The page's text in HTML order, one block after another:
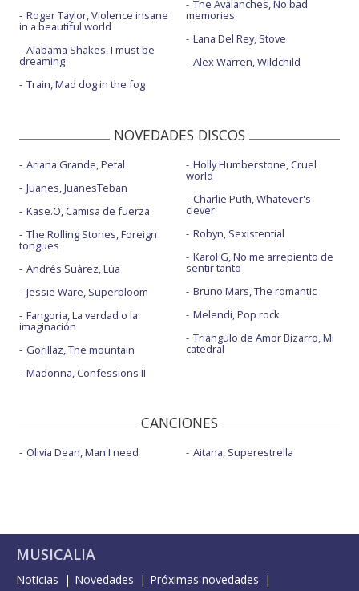
Roger Taylor, Violence insane
in a beautiful world
Alabama Shakes, I must be
dreaming
Train, Mad dog in the fog
The Avalanches, No bad
memories
Lana Del Rey, Stove
Alex Warren, Wildchild
NOVEDADES DISCOS
Ariana Grande, Petal
Juanes, JuanesTeban
Kase.O, Camisa de fuerza
The Rolling Stones, Foreign
tongues
Andrés Suárez, Lúa
Jessie Ware, Superbloom
Fangoria, La verdad o la
imaginación
Gorillaz, The mountain
Madonna, Confessions II
Holly Humberstone, Cruel
world
Charlie Puth, Whatever's
clever
Robyn, Sexistential
Karol G, No me arrepiento de
sentir tanto
Bruno Mars, The romantic
Melendi, Pop rock
Triángulo de Amor Bizarro, Mi
catedral
CANCIONES
Olivia Dean, Man I need Aitana, Superestrella
MUSICALIA
Noticias Novedades
Próximas novedades